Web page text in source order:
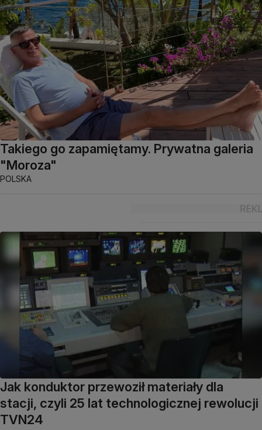
Takiego go zapamiętamy. Prywatna galeria
"Moroza"
POLSKA
Jak konduktor przewoził materiały dla
stacji, czyli 25 lat technologicznej rewolucji
TVN24